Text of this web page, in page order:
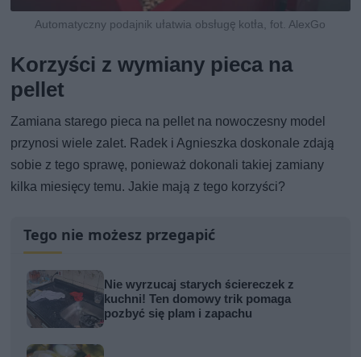
Automatyczny podajnik ułatwia obsługę kotła, fot. AlexGo
Korzyści z wymiany pieca na
pellet
Zamiana starego pieca na pellet na nowoczesny model
przynosi wiele zalet. Radek i Agnieszka doskonale zdają
sobie z tego sprawę, ponieważ dokonali takiej zamiany
kilka miesięcy temu. Jakie mają z tego korzyści?
Tego nie możesz przegapić
Nie wyrzucaj starych ściereczek z
kuchni! Ten domowy trik pomaga
pozbyć się plam i zapachu